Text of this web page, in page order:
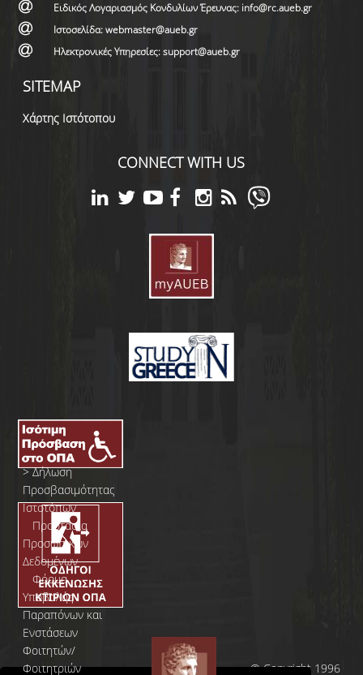
Ειδικός Λογαριασμός Κονδυλίων Έρευνας: info@rc.aueb.gr
Ιστοσελίδα: webmaster@aueb.gr
Ηλεκτρονικές Υπηρεσίες: support@aueb.gr
SITEMAP
Χάρτης Ιστότοπου
CONNECT WITH US
>Δήλωση
Προσβασιμότητας
Ιστοτόπων
Προστασία
Προσωπικών
Δεδομένων
Φόρμα
Yποβολής
Παραπόνων και
Ενστάσεων
Φοιτητών/
Φοιτητριών
© Copyright 1996